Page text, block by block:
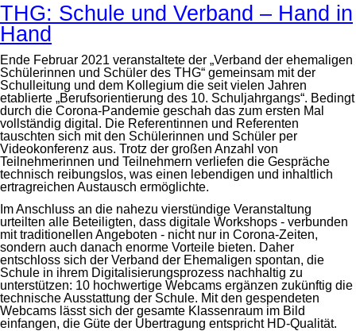
THG: Schule und Verband – Hand in
Hand
Ende Februar 2021 veranstaltete der „Verband der ehemaligen
Schülerinnen und Schüler des THG“ gemeinsam mit der
Schulleitung und dem Kollegium die seit vielen Jahren
etablierte „Berufsorientierung des 10. Schuljahrgangs“. Bedingt
durch die Corona-Pandemie geschah das zum ersten Mal
vollständig digital. Die Referentinnen und Referenten
tauschten sich mit den Schülerinnen und Schüler per
Videokonferenz aus. Trotz der großen Anzahl von
Teilnehmerinnen und Teilnehmern verliefen die Gespräche
technisch reibungslos, was einen lebendigen und inhaltlich
ertragreichen Austausch ermöglichte.
Im Anschluss an die nahezu vierstündige Veranstaltung
urteilten alle Beteiligten, dass digitale Workshops - verbunden
mit traditionellen Angeboten - nicht nur in Corona-Zeiten,
sondern auch danach enorme Vorteile bieten. Daher
entschloss sich der Verband der Ehemaligen spontan, die
Schule in ihrem Digitalisierungsprozess nachhaltig zu
unterstützen: 10 hochwertige Webcams ergänzen zukünftig die
technische Ausstattung der Schule. Mit den gespendeten
Webcams lässt sich der gesamte Klassenraum im Bild
einfangen, die Güte der Übertragung entspricht HD-Qualität.